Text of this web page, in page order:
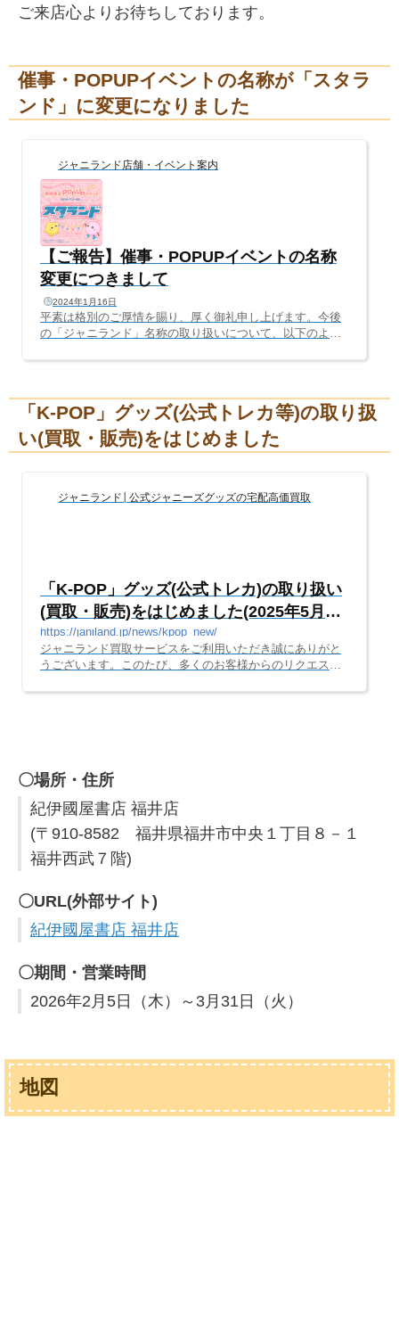
ご来店心よりお待ちしております。
催事・POPUPイベントの名称が「スタラ
ンド」に変更になりました
ジャニランド店舗・イベント案内
【ご報告】催事・POPUPイベントの名称
変更につきまして
2024年1月16日
平素は格別のご厚情を賜り、厚く御礼申し上げます。今後
の「ジャニランド」名称の取り扱いについて、以下のよう
［直営店］の屋号はそのまま「ジャニランド」直営店は
直営店として、現在「心斎橋本店」「名古屋店」の2店舗を
運営中弊社が直接運営するサイト名やSNSアカウント名も
「ジャニランド」のまま、名称変更無く継続致します。
［催事・POPUPイベント名］は「スタランド」に変更催事
「K-POP」グッズ(公式トレカ等)の取り扱
い(買取・販売)をはじめました
ジャニランド│公式ジャニーズグッズの宅配高価買取
「K-POP」グッズ(公式トレカ)の取り扱い
(買取・販売)をはじめました(2025年5月6
日～)
https://janiland.jp/news/kpop_new/
ジャニランド買取サービスをご利用いただき誠にありがと
うございます。このたび、多くのお客様からのリクエスト
取・販売)をはじめました。現時点では、下記９グループの
〇場所・住所
紀伊國屋書店 福井店
(〒910-8582 福井県福井市中央１丁目８－１
福井西武７階)
〇URL(外部サイト)
紀伊國屋書店 福井店
〇期間・営業時間
2026年2月5日（木）～3月31日（火）
地図